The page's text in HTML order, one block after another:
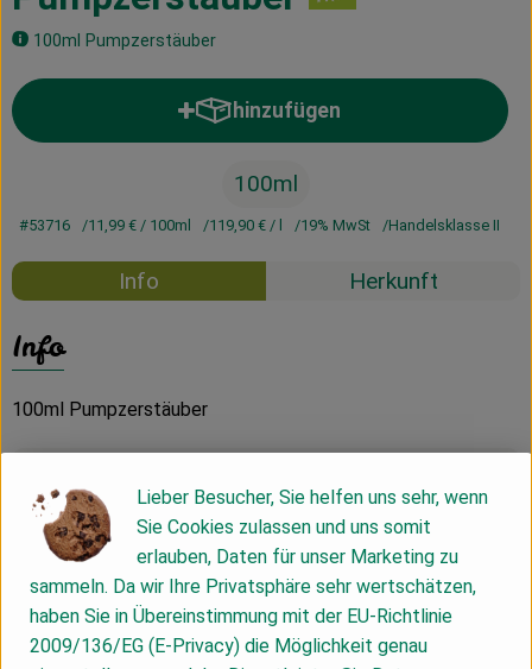
100ml Pumpzerstäuber
hinzufügen
Produkt zum Warenkorb
100ml
#53716 11,99 €/ 100ml 119,90 €/ l 19% MwSt Handelsklasse II
Info Herkunft
Info
100ml Pumpzerstäuber
Produktinformationen
Produktdatenblatt
Lieber Besucher, Sie helfen uns sehr, wenn
Sie Cookies zulassen und uns somit
erlauben, Daten für unser Marketing zu
sammeln. Da wir Ihre Privatsphäre sehr wertschätzen,
haben Sie in Übereinstimmung mit der EU-Richtlinie
2009/136/EG (E-Privacy) die Möglichkeit genau